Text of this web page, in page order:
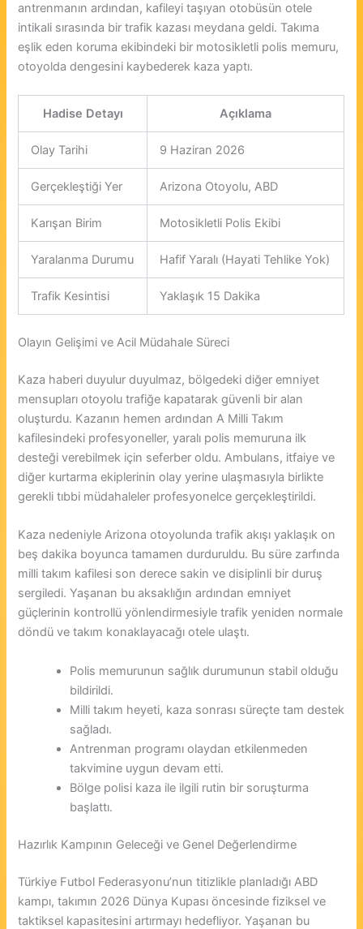
antrenmanın ardından, kafileyi taşıyan otobüsün otele
intikali sırasında bir trafik kazası meydana geldi. Takıma
eşlik eden koruma ekibindeki bir motosikletli polis memuru,
otoyolda dengesini kaybederek kaza yaptı.
Hadise Detayı Açıklama
Olay Tarihi 9 Haziran 2026
Gerçekleştiği Yer Arizona Otoyolu, ABD
Karışan Birim Motosikletli Polis Ekibi
Yaralanma Durumu Hafif Yaralı (Hayati Tehlike Yok)
Trafik Kesintisi Yaklaşık 15 Dakika
Olayın Gelişimi ve Acil Müdahale Süreci
Kaza haberi duyulur duyulmaz, bölgedeki diğer emniyet
mensupları otoyolu trafiğe kapatarak güvenli bir alan
oluşturdu. Kazanın hemen ardından A Milli Takım
kafilesindeki profesyoneller, yaralı polis memuruna ilk
desteği verebilmek için seferber oldu. Ambulans, itfaiye ve
diğer kurtarma ekiplerinin olay yerine ulaşmasıyla birlikte
gerekli tıbbi müdahaleler profesyonelce gerçekleştirildi.
Kaza nedeniyle Arizona otoyolunda trafik akışı yaklaşık on
beş dakika boyunca tamamen durduruldu. Bu süre zarfında
milli takım kafilesi son derece sakin ve disiplinli bir duruş
sergiledi. Yaşanan bu aksaklığın ardından emniyet
güçlerinin kontrollü yönlendirmesiyle trafik yeniden normale
döndü ve takım konaklayacağı otele ulaştı.
Polis memurunun sağlık durumunun stabil olduğu
bildirildi.
Milli takım heyeti, kaza sonrası süreçte tam destek
sağladı.
Antrenman programı olaydan etkilenmeden
takvimine uygun devam etti.
Bölge polisi kaza ile ilgili rutin bir soruşturma
başlattı.
Hazırlık Kampının Geleceği ve Genel Değerlendirme
Türkiye Futbol Federasyonu’nun titizlikle planladığı ABD
kampı, takımın 2026 Dünya Kupası öncesinde fiziksel ve
taktiksel kapasitesini artırmayı hedefliyor. Yaşanan bu